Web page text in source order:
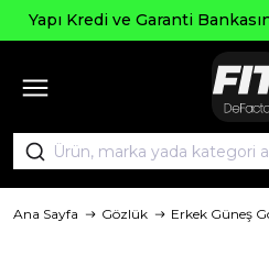
Yapı Kredi ve Garanti
Ana Sayfa Gözlük Erkek Güneş